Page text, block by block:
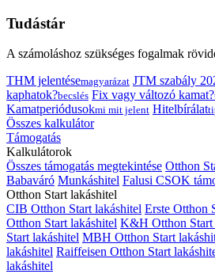
Tudástár
A számoláshoz szükséges fogalmak
THM jelentésemagyarázat JTM szabály
kaphatok?becslés Fix vagy változó kamat?
Kamatperiódusokmi mit jelent Hitelbírálat
Összes kalkulátor
Támogatás
Kalkulátorok
Összes támogatás megtekintése Otthon
Babaváró Munkáshitel Falusi CSOK
Otthon Start lakáshitel
CIB Otthon Start lakáshitel Erste Otthon
Otthon Start lakáshitel K&H Otthon Start
Start lakáshitel MBH Otthon Start
lakáshitel Raiffeisen Otthon Start
lakáshitel